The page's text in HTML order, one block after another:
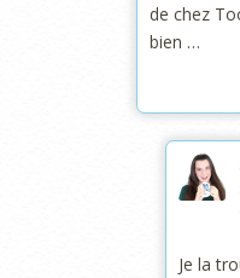
de chez
bien …
Je la